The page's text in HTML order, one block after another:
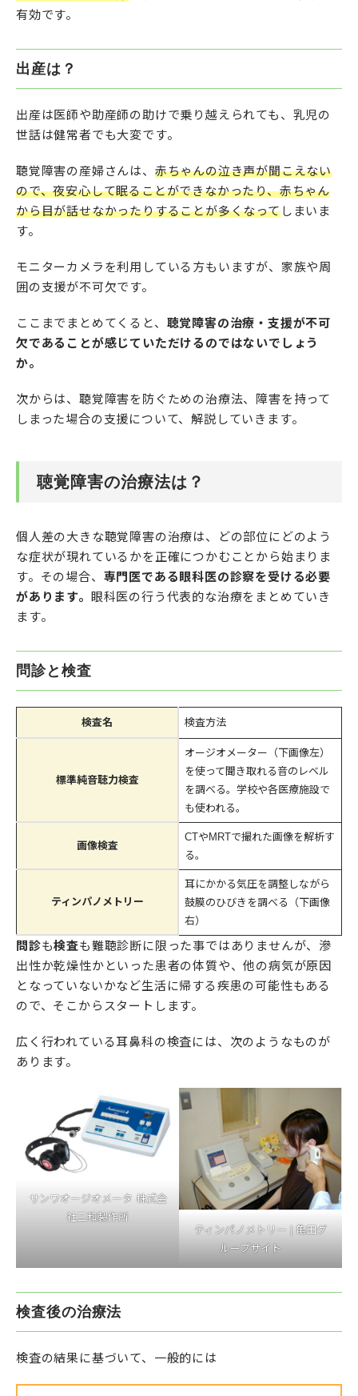
有効です。
出産は？
出産は医師や助産師の助けで乗り越えられても、乳児の
世話は健常者でも大変です。
聴覚障害の産婦さんは、 赤ちゃんの泣き声が聞こえない
ので、夜安心して眠ることができなかったり、赤ちゃん
から目が話せなかったりすることが多くなってしまいま
す。
モニターカメラを利用している方もいますが、家族や周
囲の支援が不可欠です。
ここまでまとめてくると、 聴覚障害の治療・支援が不可
欠であることが感じていただけるのではないでしょう
か。
次からは、聴覚障害を防ぐための治療法、障害を持って
しまった場合の支援について、解説していきます。
聴覚障害の治療法は？
個人差の大きな聴覚障害の治療は、どの部位にどのよう
な症状が現れているかを正確につかむことから始まりま
す。その場合、 専門医である眼科医の診察を受ける必要
があります。
眼科医の行う代表的な治療をまとめていき
ます。
問診と検査
検査名 検査方法
標準純音聴力検査
オージオメーター（下画像左）
を使って聞き取れる音のレベル
を調べる。学校や各医療施設で
も使われる。
画像検査
CTやMRTで撮れた画像を解析す
る。
ティンパノメトリー
耳にかかる気圧を調整しながら
鼓膜のひびきを調べる（下画像
右）
問診も検査も難聴診断に限った事ではありませんが、滲
出性か乾燥性かといった患者の体質や、他の病気が原因
となっていないかなど生活に帰する疾患の可能性もある
ので、そこからスタートします。
広く行われている耳鼻科の検査には、次のようなものが
あります。
サンワオージオメータ 株式会
社三和製作所
ティンパノメトリー | 亀田グ
ループサイト
検査後の治療法
検査の結果に基づいて、一般的には